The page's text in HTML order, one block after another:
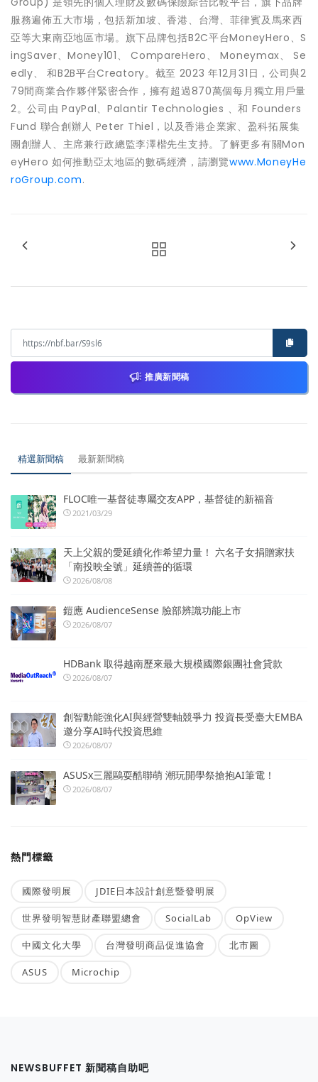
服務遍佈五大市場，包括新加坡、香港、台灣、菲律賓及馬來西
亞等大東南亞地區市場。旗下品牌包括B2C平台MoneyHero、S
ingSaver、Money101、 CompareHero、 Moneymax、 Se
edly、 和B2B平台Creatory。截至 2023 年12月31日，公司與2
79間商業合作夥伴緊密合作，擁有超過870萬個每月獨立用戶量
2。公司由 PayPal、Palantir Technologies 、和 Founders
Fund 聯合創辦人 Peter Thiel，以及香港企業家、盈科拓展集
團創辦人、主席兼行政總監李澤楷先生支持。了解更多有關Mon
eyHero 如何推動亞太地區的數碼經濟，請瀏覽www.MoneyHe
roGroup.com.
推廣新聞稿
精選新聞稿 最新新聞稿
FLOC唯一基督徒專屬交友APP，基督徒的新福音
2021/03/29
天上父親的愛延續化作希望力量！ 六名子女捐贈家扶
「南投映全號」延續善的循環
2026/08/08
鎧應 AudienceSense 臉部辨識功能上市
2026/08/07
HDBank 取得越南歷來最大規模國際銀團社會貸款
2026/08/07
創智動能強化AI與經營雙軸競爭力 投資長受臺大EMBA
邀分享AI時代投資思維
2026/08/07
ASUSx三麗鷗耍酷聯萌 潮玩開學祭搶抱AI筆電！
2026/08/07
熱門標籤
國際發明展 JDIE日本設計創意暨發明展
世界發明智慧財產聯盟總會 SocialLab OpView
中國文化大學 台灣發明商品促進協會 北市圖
ASUS Microchip
NEWSBUFFET 新聞稿自助吧